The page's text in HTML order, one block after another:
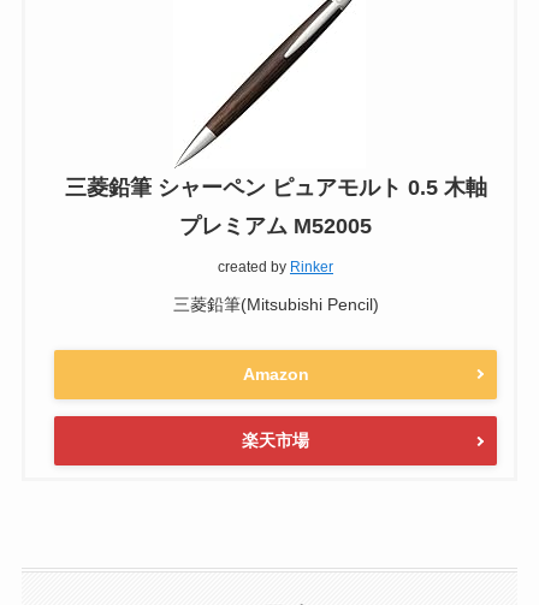
三菱鉛筆 シャーペン ピュアモルト 0.5 木軸
プレミアム M52005
created by Rinker
三菱鉛筆(Mitsubishi Pencil)
Amazon
楽天市場